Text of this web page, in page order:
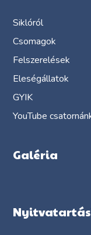
Siklóról
Csomagok
Felszerelések
Eleségállatok
GYIK
YouTube
Galéria